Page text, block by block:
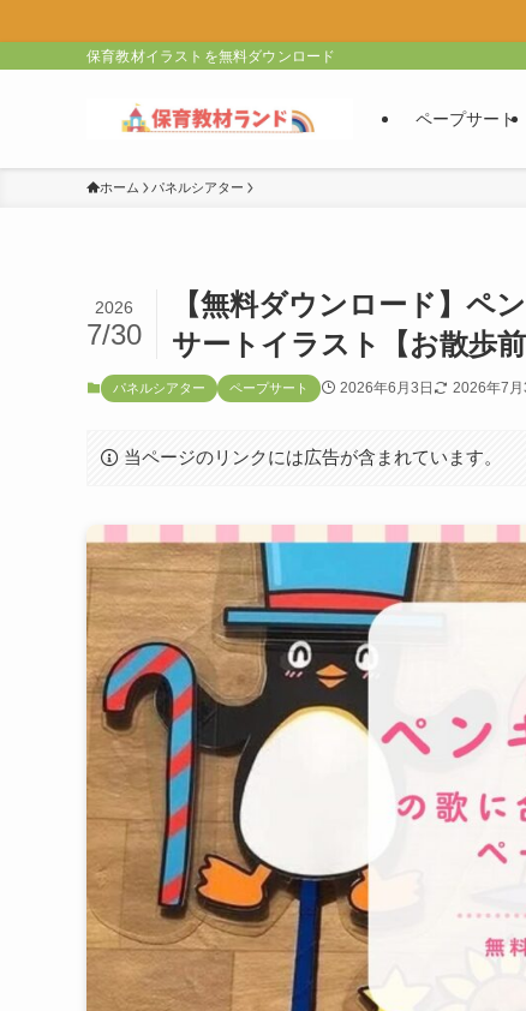
保育教材イラストを無料ダウンロード
ペープサート
ホーム パネルシアター
【無料ダウンロード】ペ
サートイラスト【お散歩前
2026
7/30
パネルシアター ペープサート 2026年6月3日 2026年7月
当ページのリンクには広告が含まれています。